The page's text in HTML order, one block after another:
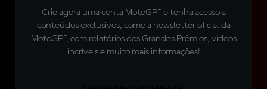
Crie agora uma conta MotoGP™ e tenha acesso a
conteúdos exclusivos, como a newsletter oficial da
MotoGP™, com relatórios dos Grandes Prêmios, vídeos
incríveis e muito mais informações!